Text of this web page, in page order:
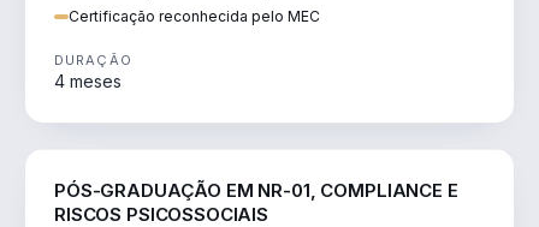
Certificação reconhecida pelo MEC
DURAÇÃO
4 meses
PÓS-GRADUAÇÃO EM NR-01, COMPLIANCE E
RISCOS PSICOSSOCIAIS